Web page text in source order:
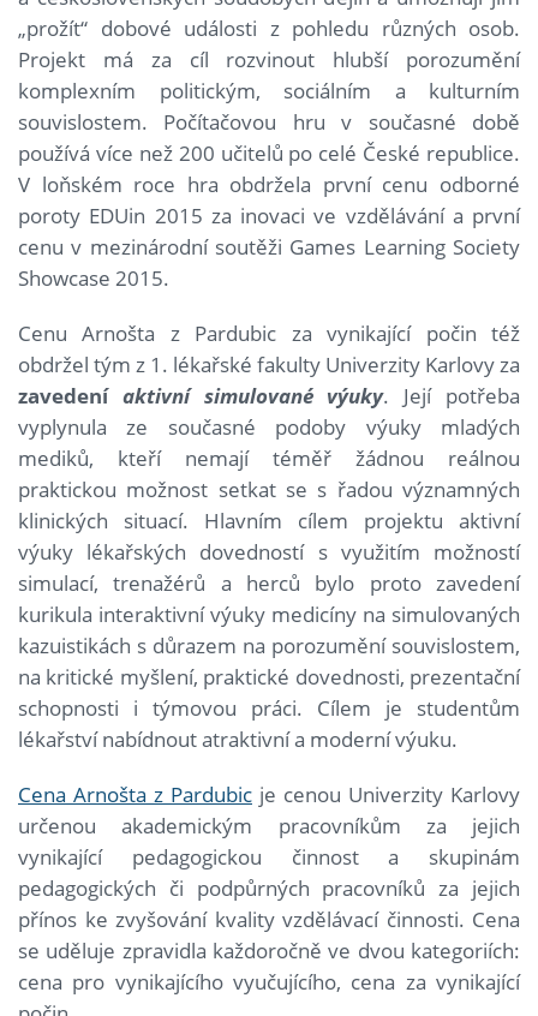
„prožít“ dobové události z pohledu různých osob.
Projekt má za cíl rozvinout hlubší porozumění
komplexním politickým, sociálním a kulturním
souvislostem. Počítačovou hru v současné době
používá více než 200 učitelů po celé České republice.
V loňském roce hra obdržela první cenu odborné
poroty EDUin 2015 za inovaci ve vzdělávání a první
cenu v mezinárodní soutěži Games Learning Society
Showcase 2015.
Cenu Arnošta z Pardubic za vynikající počin též
obdržel tým z 1. lékařské fakulty Univerzity Karlovy za
zavedení aktivní simulované výuky. Její potřeba
vyplynula ze současné podoby výuky mladých
mediků, kteří nemají téměř žádnou reálnou
praktickou možnost setkat se s řadou významných
klinických situací. Hlavním cílem projektu aktivní
výuky lékařských dovedností s využitím možností
simulací, trenažérů a herců bylo proto zavedení
kurikula interaktivní výuky medicíny na simulovaných
kazuistikách s důrazem na porozumění souvislostem,
na kritické myšlení, praktické dovednosti, prezentační
schopnosti i týmovou práci. Cílem je studentům
lékařství nabídnout atraktivní a moderní výuku.
Cena Arnošta z Pardubic je cenou Univerzity Karlovy
určenou akademickým pracovníkům za jejich
vynikající pedagogickou činnost a skupinám
pedagogických či podpůrných pracovníků za jejich
přínos ke zvyšování kvality vzdělávací činnosti. Cena
se uděluje zpravidla každoročně ve dvou kategoriích:
cena pro vynikajícího vyučujícího, cena za vynikající